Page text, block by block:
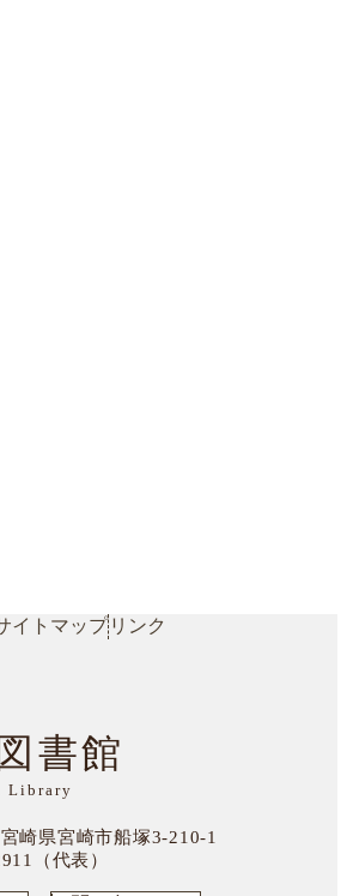
イトマップリンク
書館
Library
宮崎県宮崎市船塚3-210-1
（代表）